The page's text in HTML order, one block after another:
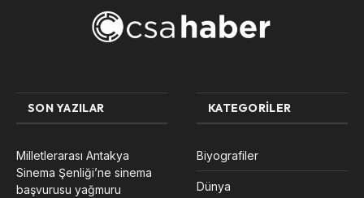
SON YAZILAR
Milletlerarası Antakya
Sinema Şenliği’ne sinema
başvurusu yağmuru
KATEGORILER
Biyografiler
Dünya